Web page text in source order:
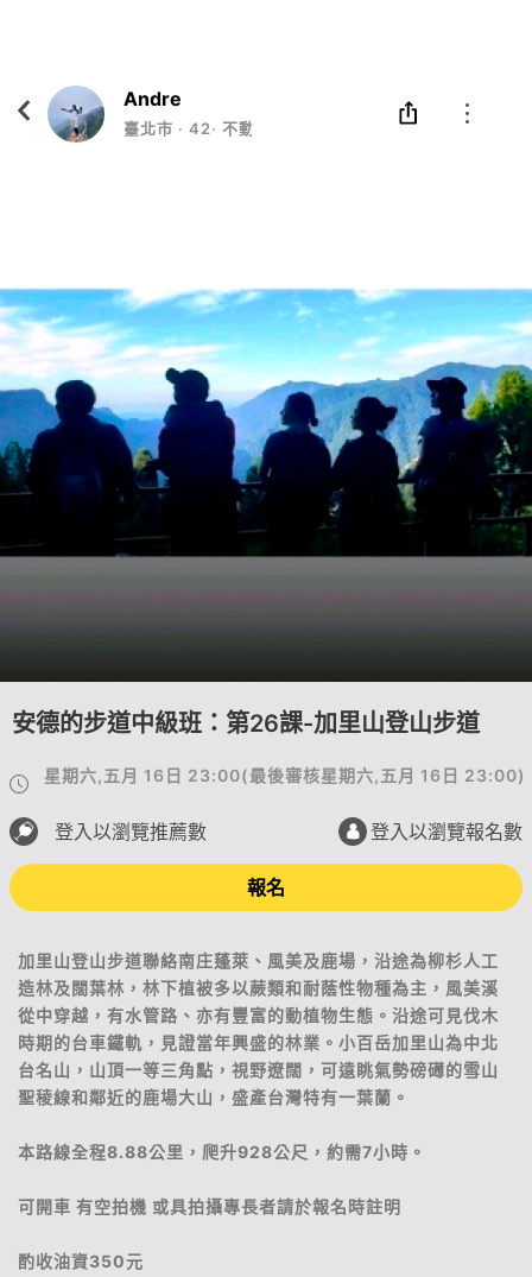
Andre
臺北市 ‧ 42‧ 不動會死的生物
安德的步道中級班：第26課-加里山登山步道
星期六,五月 16日 23:00(最後審核星期六,五月 16日 23:00)
登入以瀏覽推薦數 登入以瀏覽報名數
報名
加里山登山步道聯絡南庄蓬萊、風美及鹿場，沿途為柳杉人工
造林及闊葉林，林下植被多以蕨類和耐蔭性物種為主，風美溪
從中穿越，有水管路、亦有豐富的動植物生態。沿途可見伐木
時期的台車鐵軌，見證當年興盛的林業。小百岳加里山為中北
台名山，山頂一等三角點，視野遼闊，可遠眺氣勢磅礡的雪山
聖稜線和鄰近的鹿場大山，盛產台灣特有一葉蘭。
本路線全程8.88公里，爬升928公尺，約需7小時。
可開車 有空拍機 或具拍攝專長者請於報名時註明
酌收油資350元